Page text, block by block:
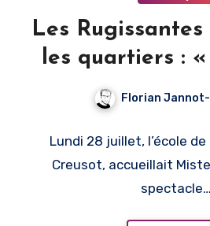
Les
les quartiers :
showwww ! » –
Florian
Lundi 28 juillet, l’école
Creusot, accueillait
spectacle…